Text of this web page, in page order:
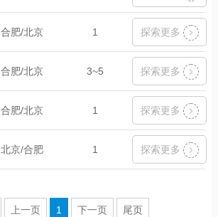
合肥/北京 1 探索更多
合肥/北京 3~5 探索更多
合肥/北京 1 探索更多
北京/合肥 1 探索更多
上一页 1 下一页 尾页